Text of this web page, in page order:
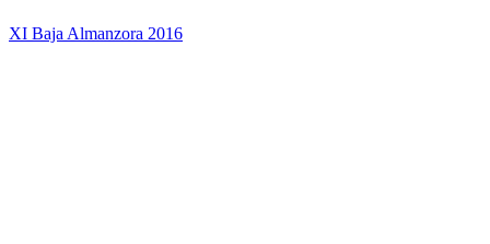
XI Baja Almanzora 2016